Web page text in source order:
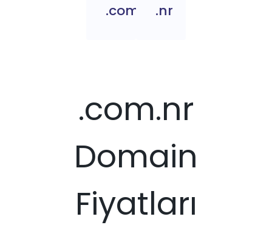
.com.nr.nr
.com.nr
Domain
Fiyatları